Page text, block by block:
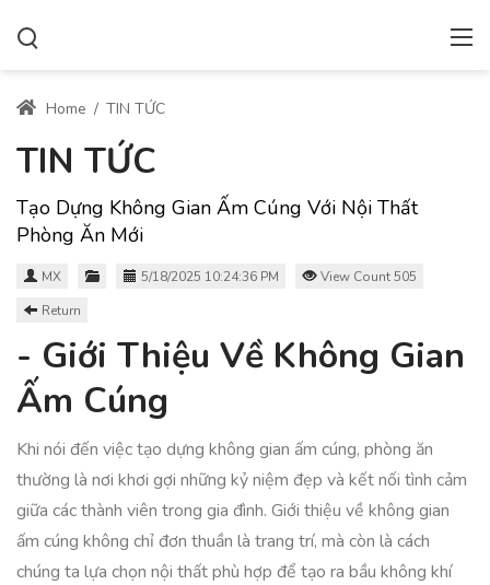
Home / TIN TỨC
TIN TỨC
Tạo Dựng Không Gian Ấm Cúng Với Nội Thất
Phòng Ăn Mới
MX 5/18/2025 10:24:36 PM
View Count 505
Return
- Giới Thiệu Về Không Gian
Ấm Cúng
Khi nói đến việc tạo dựng không gian ấm cúng, phòng ăn
thường là nơi khơi gợi những kỷ niệm đẹp và kết nối tình cảm
giữa các thành viên trong gia đình. Giới thiệu về không gian
ấm cúng không chỉ đơn thuần là trang trí, mà còn là cách
chúng ta lựa chọn nội thất phù hợp để tạo ra bầu không khí